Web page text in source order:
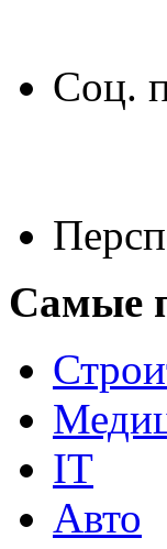
Соц.
Самые
IT
Авто